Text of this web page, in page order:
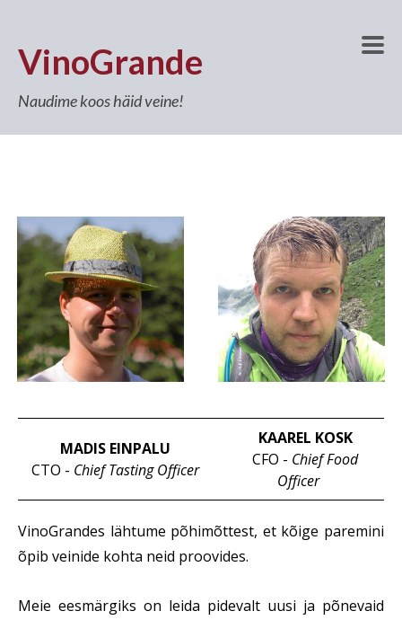
VinoGrande
Naudime koos häid veine!
MADIS EINPALU
CTO - Chief Tasting Officer
KAAREL KOSK
CFO - Chief Food
Officer
VinoGrandes lähtume põhimõttest, et kõige paremini
õpib veinide kohta neid proovides.
Meie eesmärgiks on leida pidevalt uusi ja põnevaid